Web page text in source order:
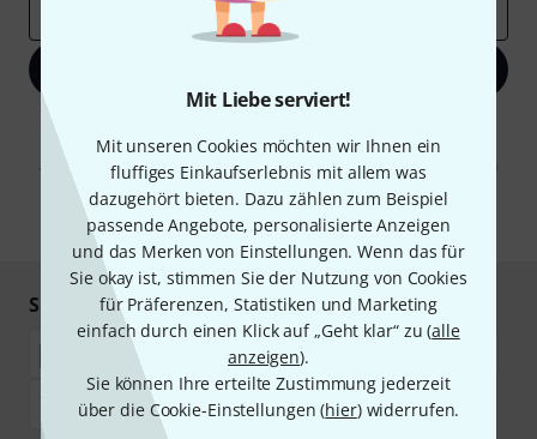
Mit Liebe serviert!
Mit unseren Cookies möchten wir Ihnen ein
fluffiges Einkaufserlebnis mit allem was
dazugehört bieten. Dazu zählen zum Beispiel
passende Angebote, personalisierte Anzeigen
und das Merken von Einstellungen. Wenn das für
Sie okay ist, stimmen Sie der Nutzung von Cookies
für Präferenzen, Statistiken und Marketing
einfach durch einen Klick auf „Geht klar“ zu (alle
anzeigen).
Sie können Ihre erteilte Zustimmung jederzeit
über die Cookie-Einstellungen (hier) widerrufen.
Mit Klick auf „Jetzt anmelden“ stimmen Sie dem Erhalt von E-Mail-
Werbung und einer Messung des E-Mail-Nutzungsverhaltens zu. Die
Abmeldung ist jederzeit möglich. Weitere Informationen finden Sie in
unserenDatenschutzhinweisen.
* Pflichtfeld
Sicher einkaufen & bezahlen